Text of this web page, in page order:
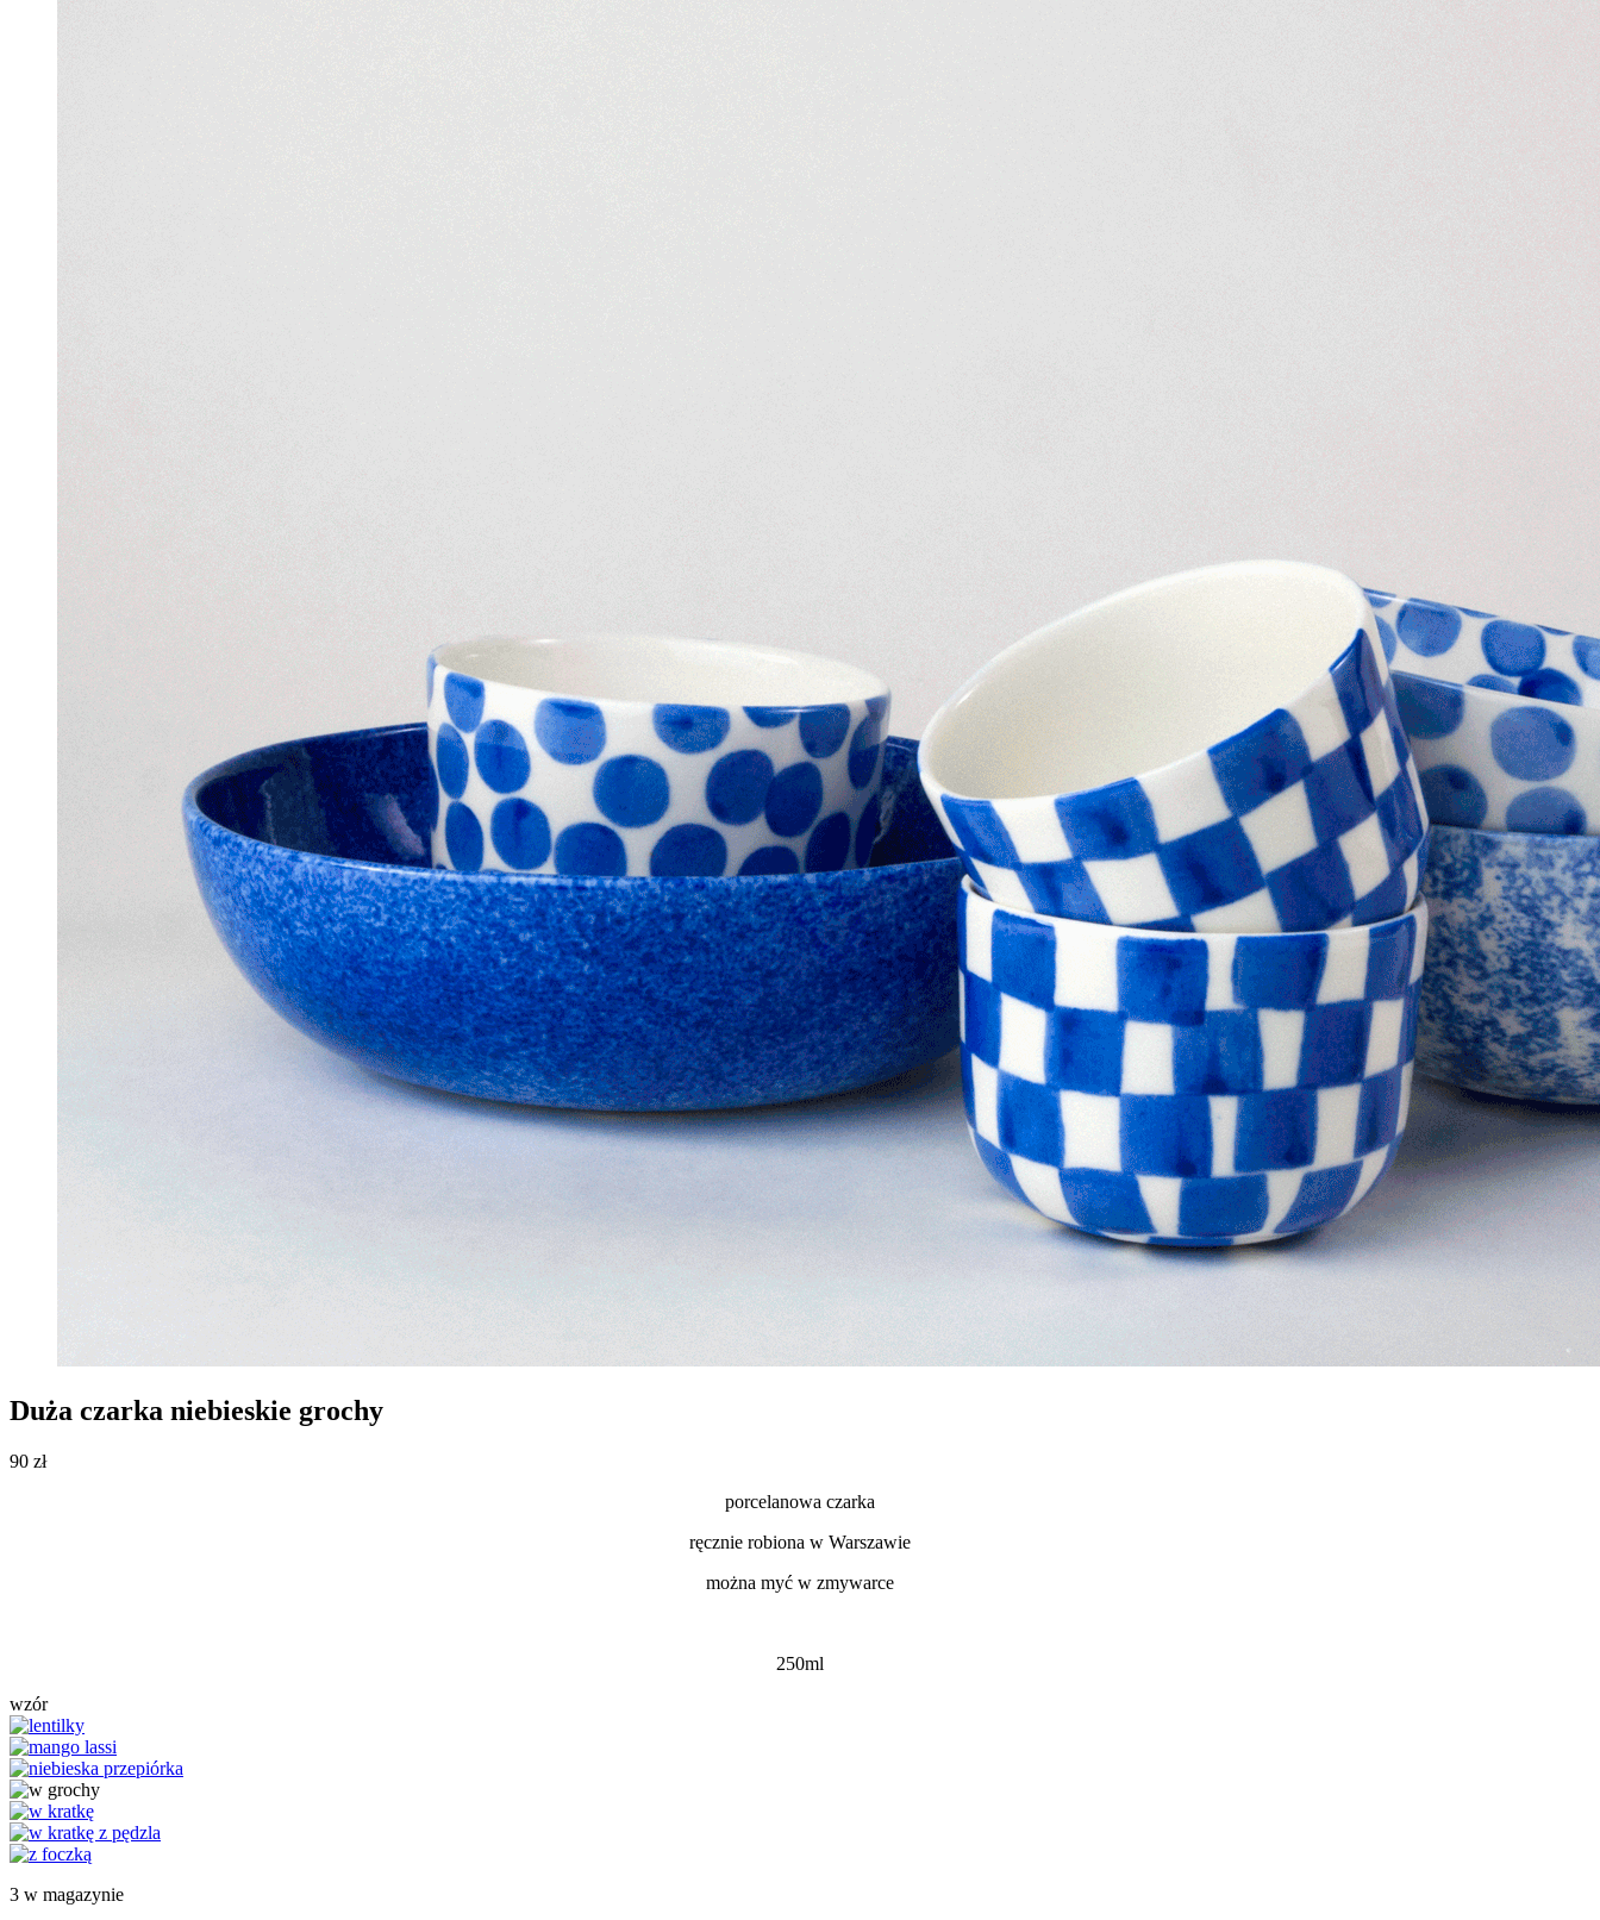
Duża czarka niebieskie grochy
90 zł
porcelanowa czarka
ręcznie robiona w Warszawie
można myć w zmywarce
250ml
wzór
3 w magazynie